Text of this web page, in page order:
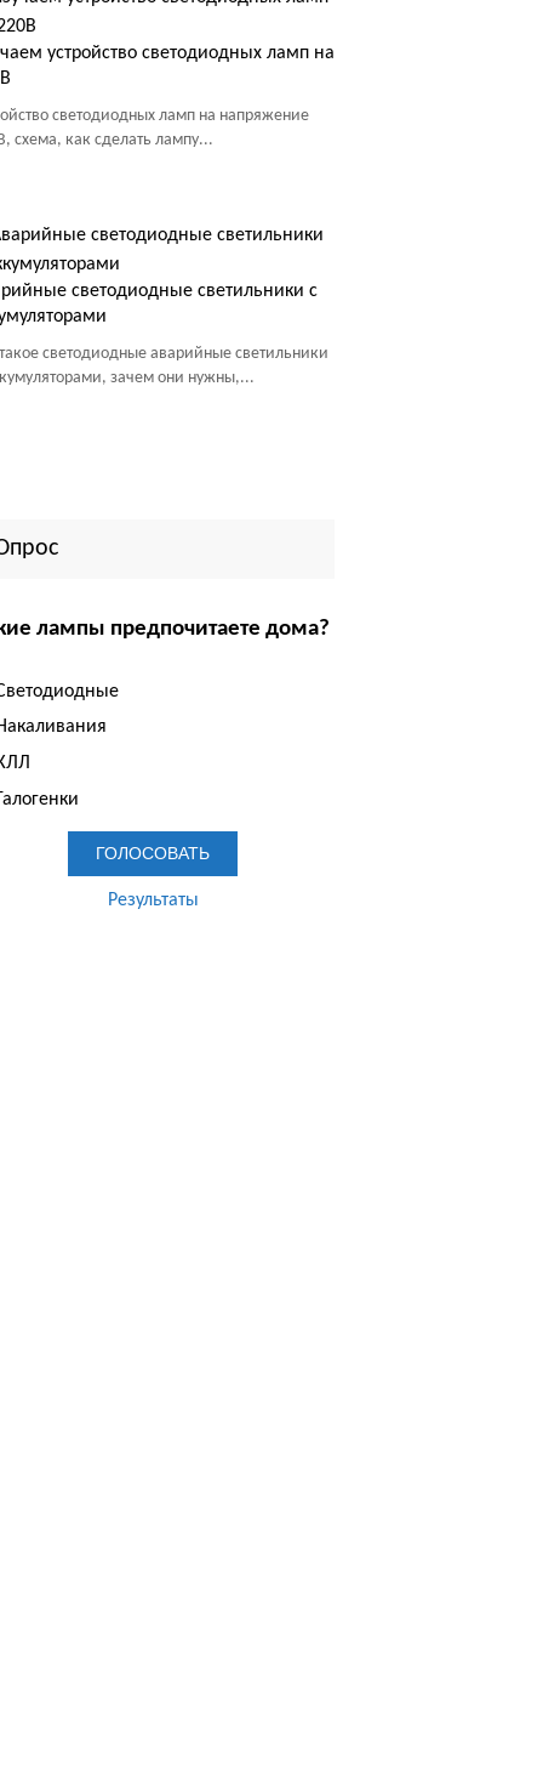
устройство светодиодных ламп на
светодиодных ламп на напряжение
схема, как сделать лампу...
светодиодные светильники с
светодиодные аварийные светильники
зачем они нужны,...
лампы предпочитаете дома?
Результаты